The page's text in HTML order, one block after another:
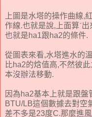
上圖是水塔的操作曲線,
作線.也就是說,上面算ˊ
也就是ha1跟ha2的條件.
從圖表來看,水塔進水的
比ha2的焓值高,不然彼
本沒辦法移動.
因為ha2基本上就是跟
BTU/LB這個數據去對空
差不多是23度C.那麼進